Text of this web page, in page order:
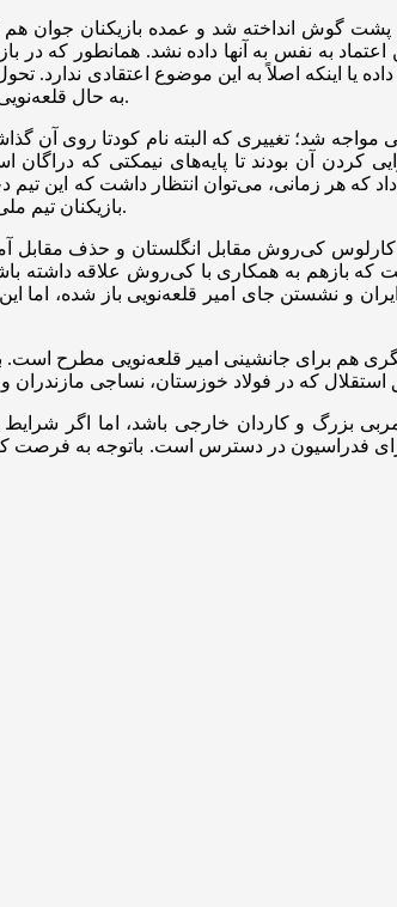
پشت گوش انداخته شد و عمده بازیکنان جوان
اینکه اصلاً به این موضوع اعتقادی ندارد.
به حال قلعه‌نویی نکرد و منتقدان همچنان بر لزوم تغییر کادرفنی تیم ملی پیش از جام جهانی اعتقاد دارند.
۲۰۲۲ قطر هم با تغییر کادرفنی مواجه شد؛ تغییری که
کردن آن بودند تا پایه‌های نیمکتی که
ملی ایران پیش از جام جهانی ۲۰۲۲ قطر نشان داد که هر زمانی،
بازیکنان تیم ملی علاقه‌ای ندارند که با قلعه‌نویی راهی جام جهانی شوند و از تغییر او استقبال خواهند کرد.
اینکه شکست مفتضحانه تیم ملی در جام جهانی ۲۰۲۲ با کارلوس
که بازهم به همکاری با کی‌روش علاقه داشته
هم برای جانشینی امیر قلعه‌نویی مطرح است.
بزرگ و کاردان خارجی باشد، اما اگر
فدراسیون در دسترس است. باتوجه به فرصت